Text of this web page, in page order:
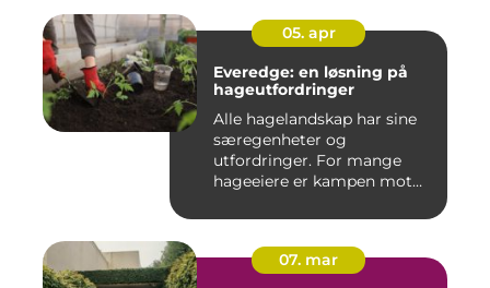
05. apr
Everedge: en løsning på
hageutfordringer
Alle hagelandskap har sine
særegenheter og
utfordringer. For mange
hageeiere er kampen mot
07. mar